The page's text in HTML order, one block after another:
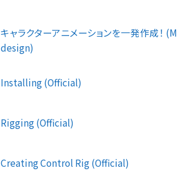
キャラクターアニメーションを一発作成！ (M
design)
Installing (Official)
Rigging (Official)
Creating Control Rig (Official)